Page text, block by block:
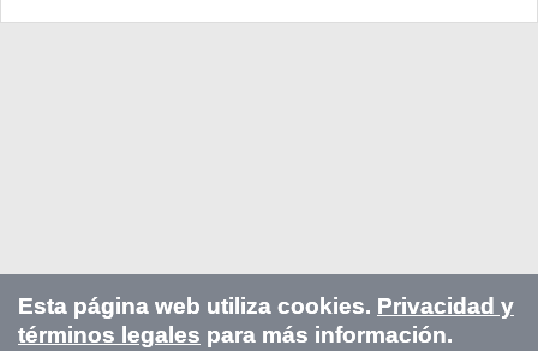
Esta página web utiliza cookies. Privacidad y
términos legales para más información.